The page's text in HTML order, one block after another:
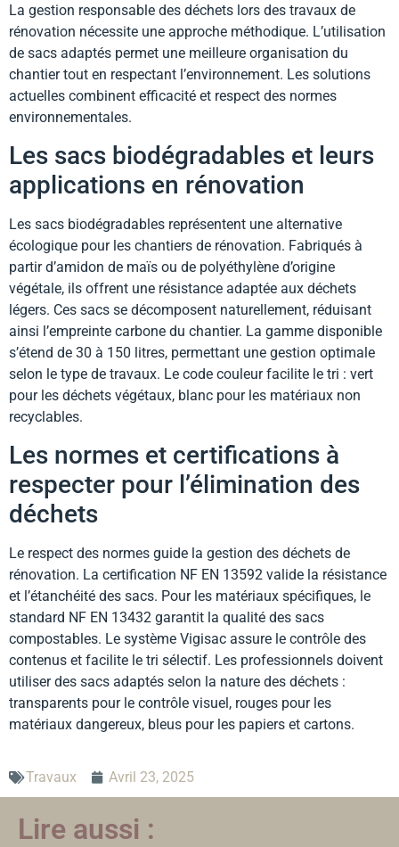
La gestion responsable des déchets lors des travaux de
rénovation nécessite une approche méthodique. L’utilisation
de sacs adaptés permet une meilleure organisation du
chantier tout en respectant l’environnement. Les solutions
actuelles combinent efficacité et respect des normes
environnementales.
Les sacs biodégradables et leurs
applications en rénovation
Les sacs biodégradables représentent une alternative
écologique pour les chantiers de rénovation. Fabriqués à
partir d’amidon de maïs ou de polyéthylène d’origine
végétale, ils offrent une résistance adaptée aux déchets
légers. Ces sacs se décomposent naturellement, réduisant
ainsi l’empreinte carbone du chantier. La gamme disponible
s’étend de 30 à 150 litres, permettant une gestion optimale
selon le type de travaux. Le code couleur facilite le tri : vert
pour les déchets végétaux, blanc pour les matériaux non
recyclables.
Les normes et certifications à
respecter pour l’élimination des
déchets
Le respect des normes guide la gestion des déchets de
rénovation. La certification NF EN 13592 valide la résistance
et l’étanchéité des sacs. Pour les matériaux spécifiques, le
standard NF EN 13432 garantit la qualité des sacs
compostables. Le système Vigisac assure le contrôle des
contenus et facilite le tri sélectif. Les professionnels doivent
utiliser des sacs adaptés selon la nature des déchets :
transparents pour le contrôle visuel, rouges pour les
matériaux dangereux, bleus pour les papiers et cartons.
Travaux Avril 23, 2025
Lire aussi :